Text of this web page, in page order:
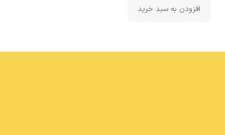
افزودن به سبد خرید